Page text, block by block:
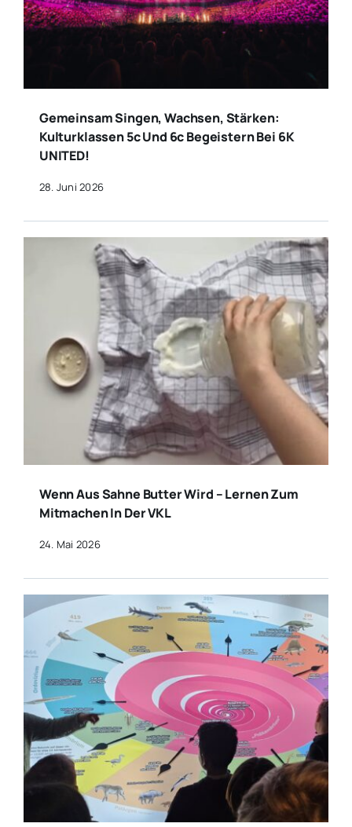
Gemeinsam Singen, Wachsen, Stärken:
Kulturklassen 5c Und 6c Begeistern Bei 6K
UNITED!
28. Juni 2026
Wenn Aus Sahne Butter Wird – Lernen Zum
Mitmachen In Der VKL
24. Mai 2026